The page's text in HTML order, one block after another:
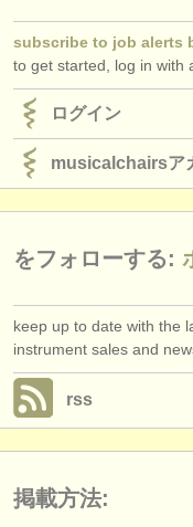
ログイン
subscribe to job alerts
to get started, log in with
ログイン
musicalchairsア
をフォローする:
keep up to date with the
instrument sales and
rss
掲載方法: